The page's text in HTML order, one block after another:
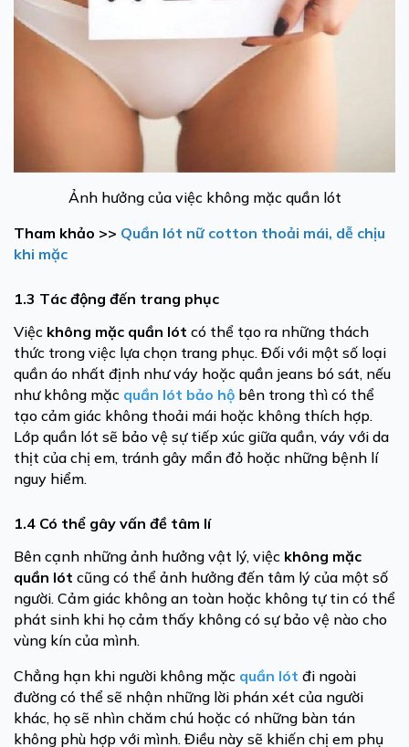
Ảnh hưởng của việc không mặc quần lót
Tham khảo >> Quần lót nữ cotton thoải mái, dễ chịu
khi mặc
1.3 Tác động đến trang phục
Việc không mặc quần lót có thể tạo ra những thách
thức trong việc lựa chọn trang phục. Đối với một số loại
quần áo nhất định như váy hoặc quần jeans bó sát, nếu
như không mặc quần lót bảo hộ bên trong thì có thể
tạo cảm giác không thoải mái hoặc không thích hợp.
Lớp quần lót sẽ bảo vệ sự tiếp xúc giữa quần, váy với da
thịt của chị em, tránh gây mẩn đỏ hoặc những bệnh lí
nguy hiểm.
1.4 Có thể gây vấn đề tâm lí
Bên cạnh những ảnh hưởng vật lý, việc không mặc
quần lót cũng có thể ảnh hưởng đến tâm lý của một số
người. Cảm giác không an toàn hoặc không tự tin có thể
phát sinh khi họ cảm thấy không có sự bảo vệ nào cho
vùng kín của mình.
Chẳng hạn khi người không mặc quần lót đi ngoài
đường có thể sẽ nhận những lời phán xét của người
khác, họ sẽ nhìn chăm chú hoặc có những bàn tán
không phù hợp với mình. Điều này sẽ khiến chị em phụ